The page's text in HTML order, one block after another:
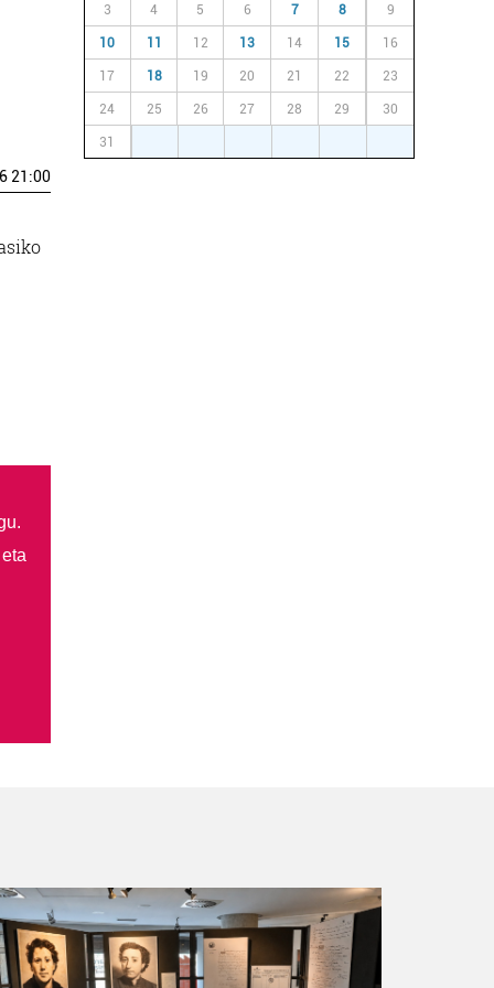
21:00
3 4 5 6 7 8 9
10 11 12 13 14 15 16
17 18 19 20 21 22 23
24 25 26 27 28 29 30
31